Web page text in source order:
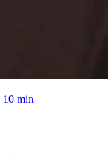
10 min